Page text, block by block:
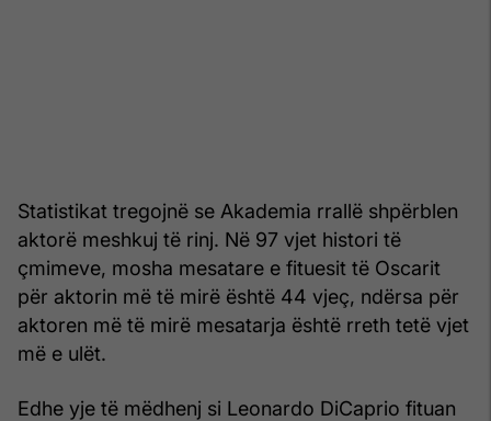
Statistikat tregojnë se Akademia rrallë shpërblen
aktorë meshkuj të rinj. Në 97 vjet histori të
çmimeve, mosha mesatare e fituesit të Oscarit
për aktorin më të mirë është 44 vjeç, ndërsa për
aktoren më të mirë mesatarja është rreth tetë vjet
më e ulët.
Edhe yje të mëdhenj si Leonardo DiCaprio fituan